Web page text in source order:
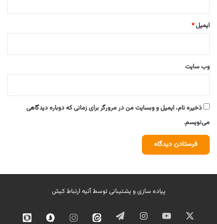
ایمیل*
وب‌ سایت
ذخیره نام، ایمیل و وبسایت من در مرورگر برای زمانی که دوباره دیدگاهی
می‌نویسم.
پیاده سازی و پشتیبانی توسطآتیه ارتباط کیش
ایکس یوتیوب اینستاگرامتلگرام ایتا اینستاگرامسروش